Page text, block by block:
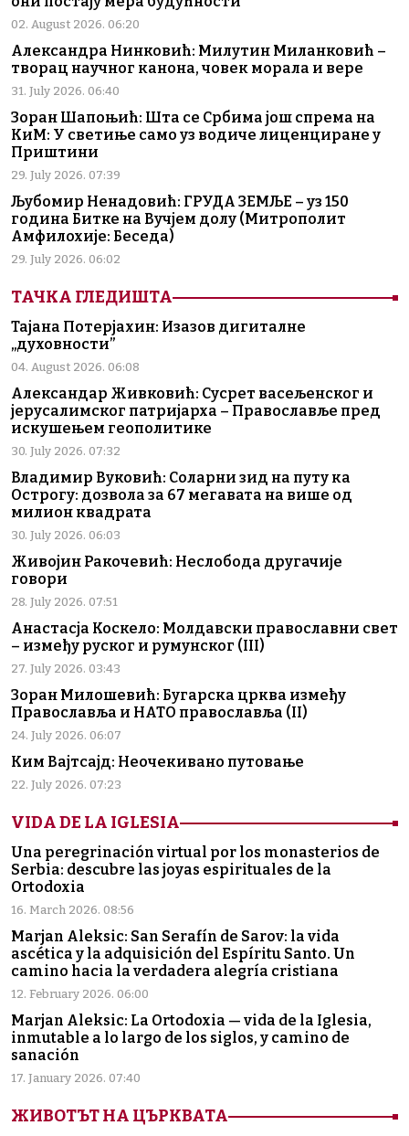
02. August 2026. 06:20
Александра Нинковић: Милутин Миланковић –
творац научног канона, човек морала и вере
31. July 2026. 06:40
Зоран Шапоњић: Шта се Србима још спрема на
КиМ: У светиње само уз водиче лиценциране у
Приштини
29. July 2026. 07:39
Љубомир Ненадовић: ГРУДА ЗЕМЉЕ – уз 150
година Битке на Вучјем долу (Митрополит
Амфилохије: Беседа)
29. July 2026. 06:02
ТАЧКА ГЛЕДИШТА
Тајана Потерјахин: Изазов дигиталне
„духовности”
04. August 2026. 06:08
Александар Живковић: Сусрет васељенског и
јерусалимског патријарха – Православље пред
искушењем геополитике
30. July 2026. 07:32
Владимир Вуковић: Соларни зид на путу ка
Острогу: дозвола за 67 мегавата на више од
милион квадрата
30. July 2026. 06:03
Живојин Ракочевић: Неслобода другачије
говори
28. July 2026. 07:51
Анастасја Коскело: Молдавски православни свет
– између руског и румунског (III)
27. July 2026. 03:43
Зоран Милошевић: Бугарска црква између
Православља и НАТО православља (II)
24. July 2026. 06:07
Ким Вајтсајд: Неочекивано путовање
22. July 2026. 07:23
VIDA DE LA IGLESIA
Una peregrinación virtual por los monasterios de
Serbia: descubre las joyas espirituales de la
Ortodoxia
16. March 2026. 08:56
Marjan Aleksic: San Serafín de Sarov: la vida
ascética y la adquisición del Espíritu Santo. Un
camino hacia la verdadera alegría cristiana
12. February 2026. 06:00
Marjan Aleksic: La Ortodoxia — vida de la Iglesia,
inmutable a lo largo de los siglos, y camino de
sanación
17. January 2026. 07:40
ЖИВОТЪТ НА ЦЪРКВАТА